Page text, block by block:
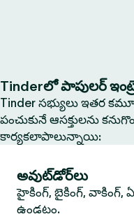
Tinderలో పాపులర్
Tinder సభ్యులు ఇతర
పంచుకునే ఆసక్తులను
కార్యకలాపాలున్నాయి:
అవుట్‌డోర్‌లు
హైకింగ్, బైకింగ్,
ఉండటం.